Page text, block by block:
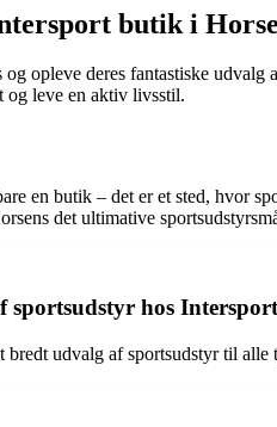
butik i
opleve deres fantastiske
og leve en aktiv livsstil.
en butik – det er et sted, hvor
det ultimative
hos
udvalg af sportsudstyr til alle